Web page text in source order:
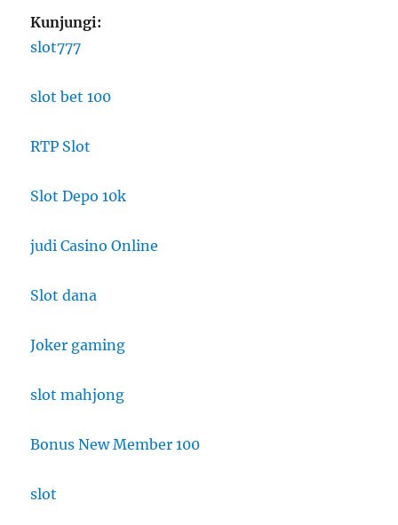
Kunjungi:
slot777
slot bet 100
RTP Slot
Slot Depo 10k
judi Casino Online
Slot dana
Joker gaming
slot mahjong
Bonus New Member 100
slot